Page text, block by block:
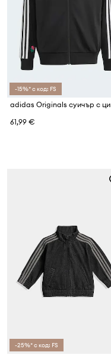
-15%* с код: FS
61,99 €
-25%* с код: FS